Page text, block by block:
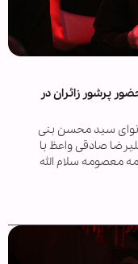
پرشور زائران در
نوای سید محسن بنی
صادقی واعظ با
معصومه سلام الله